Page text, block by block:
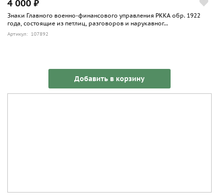
4 000 ₽
Знаки Главного военно-финансового управления РККА обр. 1922
года, состоящие из петлиц, разговоров и нарукавног...
Артикул: 107892
Добавить в корзину